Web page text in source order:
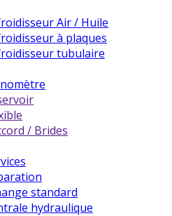
Air / Huile
à plaques
tubulaire
/ Brides
standard
hydraulique